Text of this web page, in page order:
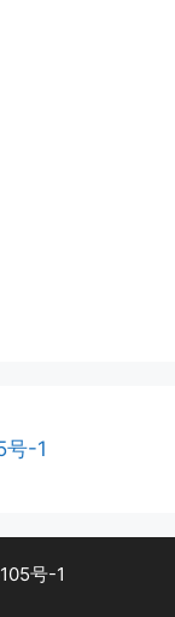
号-1
号-1